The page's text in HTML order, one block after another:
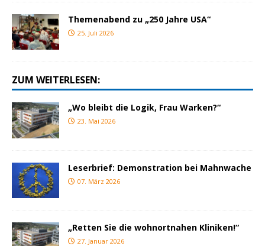
Themenabend zu „250 Jahre USA“
25. Juli 2026
ZUM WEITERLESEN:
„Wo bleibt die Logik, Frau Warken?“
23. Mai 2026
Leserbrief: Demonstration bei Mahnwache
07. März 2026
„Retten Sie die wohnortnahen Kliniken!“
27. Januar 2026